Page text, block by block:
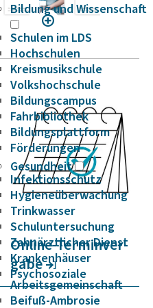
Bildung und Wissenschaft
Schulen im LDS
Hochschulen
Kreismusikschule
Volkshochschule
Bildungscampus
Fahrbibliothek
Bildungsplattform
Förderungen
Gesundheit
Infektionsschutz
Hygieneüberwachung
Trinkwasser
Schuluntersuchung
Zahnärztlicher Dienst
Krankenhäuser
Psychosoziale
Arbeitsgemeinschaft
Beifuß-Ambrosie
Online-Termin­­ver­­­
gabe